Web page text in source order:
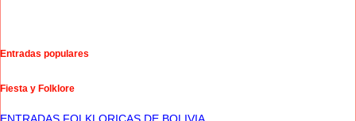
Entradas populares
Fiesta y Folklore